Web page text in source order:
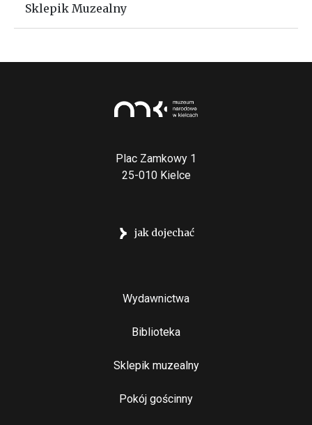
Sklepik Muzealny
Plac Zamkowy 1
25-010 Kielce
jak dojechać
Wydawnictwa
Biblioteka
Sklepik muzealny
Pokój gościnny